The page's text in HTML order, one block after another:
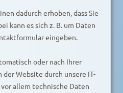
dadurch erhoben, dass Sie
kann es sich z. B. um Daten
eingeben.
oder nach Ihrer
Website durch unsere IT-
allem technische Daten